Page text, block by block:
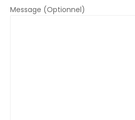
Message (Optionnel)